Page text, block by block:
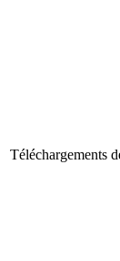
Téléchargements